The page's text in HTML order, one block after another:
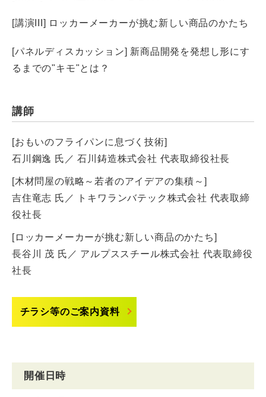
[講演III] ロッカーメーカーが挑む新しい商品のかたち
[パネルディスカッション] 新商品開発を発想し形にす
るまでの"キモ"とは？
講師
[おもいのフライパンに息づく技術]
石川鋼逸 氏／ 石川鋳造株式会社 代表取締役社長
[木材問屋の戦略～若者のアイデアの集積～]
吉住竜志 氏／ トキワランバテック株式会社 代表取締
役社長
[ロッカーメーカーが挑む新しい商品のかたち]
長谷川 茂 氏／ アルプススチール株式会社 代表取締役
社長
チラシ等のご案内資料
開催日時